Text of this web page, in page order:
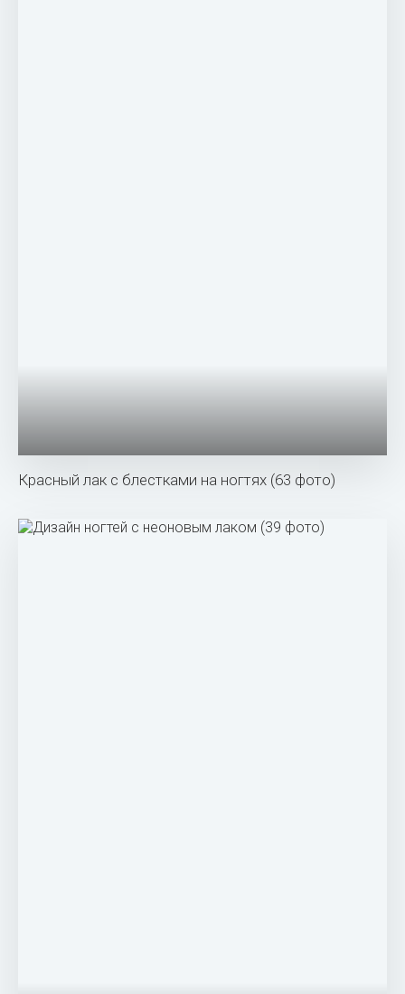
Красный лак с блестками на ногтях (63 фото)